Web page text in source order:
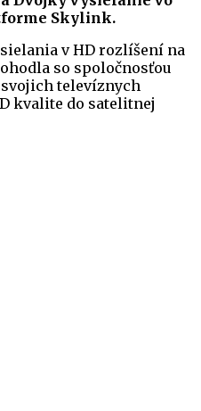
Skylink.
v HD rozlíšení na
so spoločnosťou
svojich televíznych
kvalite do satelitnej